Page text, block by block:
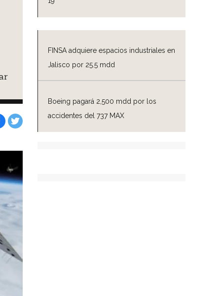
FINSA adquiere espacios industriales en
Jalisco por 25.5 mdd
Boeing pagará 2,500 mdd por los
accidentes del 737 MAX